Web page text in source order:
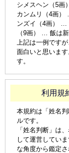
シメスヘン（5画
カンムリ（4画）
ンズイ（4画） …
（9画） … 飯は
上記は一例です
面白いと思いま
す。
利用規
本規約は「姓名
ルです。
「姓名判断」は
して運営してい
な角度から鑑定